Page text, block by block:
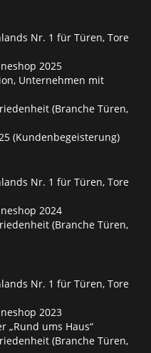
Nr. 1 für Türen, Tore
2025
Unternehmen mit
(Branche Türen,
(Kundenbegeisterung)
Nr. 1 für Türen, Tore
2024
(Branche Türen,
Nr. 1 für Türen, Tore
2023
„Rund ums Haus“
(Branche Türen,